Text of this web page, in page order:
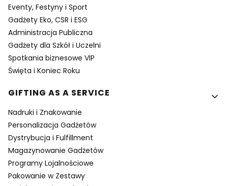
Eventy, Festyny i Sport
Gadżety Eko, CSR i ESG
Administracja Publiczna
Gadżety dla Szkół i Uczelni
Spotkania biznesowe VIP
Święta i Koniec Roku
GIFTING AS A SERVICE
Nadruki i Znakowanie
Personalizacja Gadżetów
Dystrybucja i Fulfillment
Magazynowanie Gadżetów
Programy Lojalnościowe
Pakowanie w Zestawy